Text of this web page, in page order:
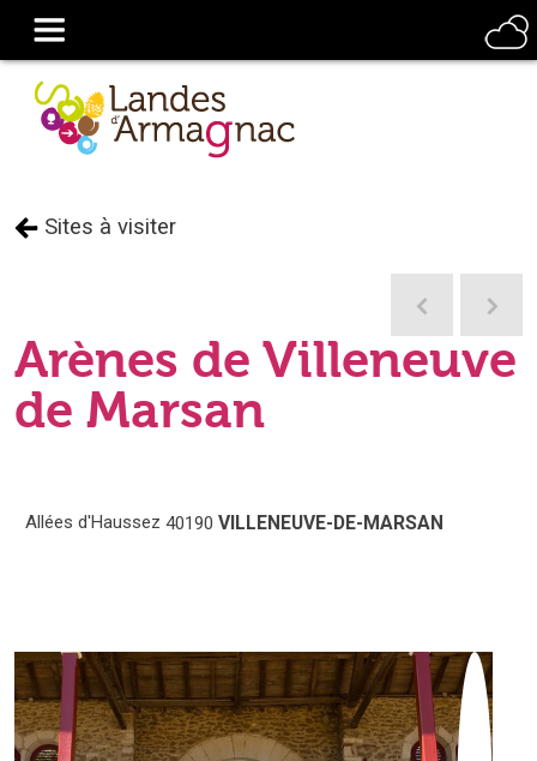
Sites à visiter
Arènes de Villeneuve
de Marsan
Allées d'Haussez 40190 VILLENEUVE-DE-MARSAN